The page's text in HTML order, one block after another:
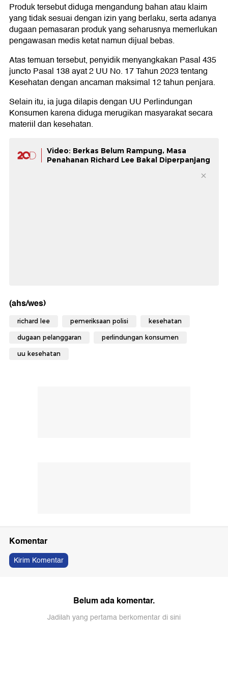
Produk tersebut diduga mengandung bahan atau klaim
yang tidak sesuai dengan izin yang berlaku, serta adanya
dugaan pemasaran produk yang seharusnya memerlukan
pengawasan medis ketat namun dijual bebas.
Atas temuan tersebut, penyidik menyangkakan Pasal 435
juncto Pasal 138 ayat 2 UU No. 17 Tahun 2023 tentang
Kesehatan dengan ancaman maksimal 12 tahun penjara.
Selain itu, ia juga dilapis dengan UU Perlindungan
Konsumen karena diduga merugikan masyarakat secara
materiil dan kesehatan.
Video: Berkas Belum Rampung, Masa
Penahanan Richard Lee Bakal Diperpanjang
(ahs/wes)
richard lee pemeriksaan polisi kesehatan
dugaan pelanggaran perlindungan konsumen
uu kesehatan
Komentar
Kirim Komentar
Belum ada komentar.
Jadilah yang pertama berkomentar di sini